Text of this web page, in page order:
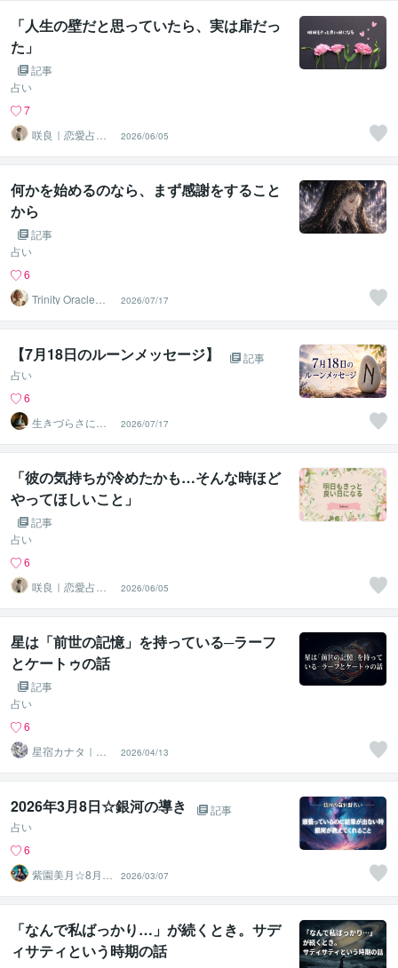
「人生の壁だと思っていたら、実は扉だっ
た」
記事
占い
7
咲良｜恋愛占い
心導師
2026/06/05
何かを始めるのなら、まず感謝をすること
から
記事
占い
6
Trinity Oracle☽
2026/07/17
【7月18日のルーンメッセージ】
記事
占い
6
生きづらさに寄
り添う九星気学
鑑定士
2026/07/17
「彼の気持ちが冷めたかも…そんな時ほど
やってほしいこと」
記事
占い
6
咲良｜恋愛占い
心導師
2026/06/05
星は「前世の記憶」を持っている─ラーフ
とケートゥの話
記事
占い
6
星宿カナタ｜ヴ
ェーダ占星術鑑
定士
2026/04/13
2026年3月8日☆銀河の導き
記事
占い
6
紫園美月☆8月3
1日迄夏休み企画
親子♡
2026/03/07
「なんで私ばっかり…」が続くとき。サデ
ィサティという時期の話